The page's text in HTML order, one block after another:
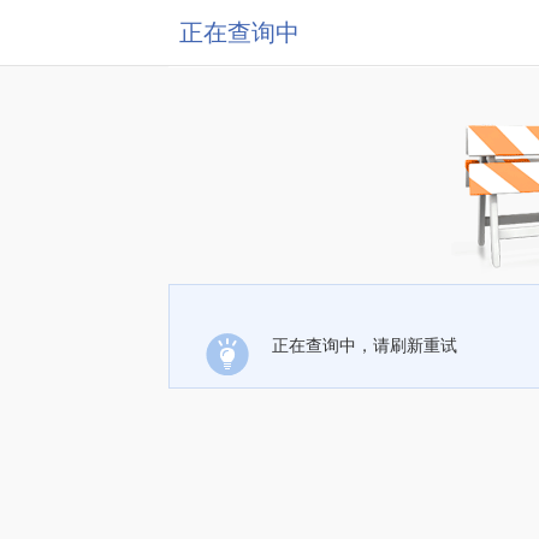
正在查询中
正在查询中，请刷新重试